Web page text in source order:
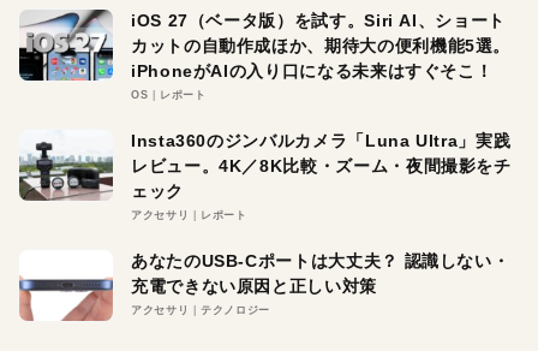
iOS 27（ベータ版）を試す。Siri AI、ショート
カットの自動作成ほか、期待大の便利機能5選。
iPhoneがAIの入り口になる未来はすぐそこ！
OS レポート
Insta360のジンバルカメラ「Luna Ultra」実践
レビュー。4K／8K比較・ズーム・夜間撮影をチ
ェック
アクセサリ レポート
あなたのUSB-Cポートは大丈夫？ 認識しない・
充電できない原因と正しい対策
アクセサリ テクノロジー